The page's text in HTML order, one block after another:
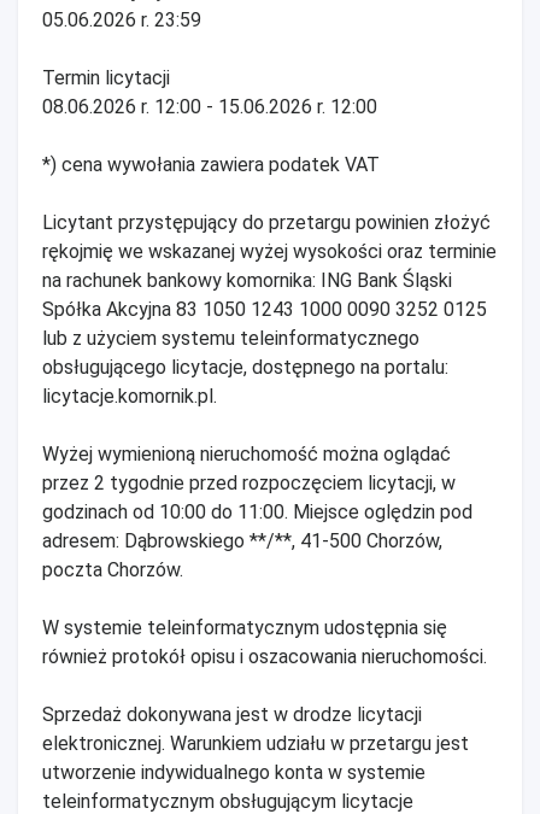
05.06.2026 r. 23:59
Termin licytacji
08.06.2026 r. 12:00 - 15.06.2026 r. 12:00
*) cena wywołania zawiera podatek VAT
Licytant przystępujący do przetargu powinien złożyć
rękojmię we wskazanej wyżej wysokości oraz terminie
na rachunek bankowy komornika: ING Bank Śląski
Spółka Akcyjna 83 1050 1243 1000 0090 3252 0125
lub z użyciem systemu teleinformatycznego
obsługującego licytacje, dostępnego na portalu:
licytacje.komornik.pl.
Wyżej wymienioną nieruchomość można oglądać
przez 2 tygodnie przed rozpoczęciem licytacji, w
godzinach od 10:00 do 11:00. Miejsce oględzin pod
adresem: Dąbrowskiego **/**, 41-500 Chorzów,
poczta Chorzów.
W systemie teleinformatycznym udostępnia się
również protokół opisu i oszacowania nieruchomości.
Sprzedaż dokonywana jest w drodze licytacji
elektronicznej. Warunkiem udziału w przetargu jest
utworzenie indywidualnego konta w systemie
teleinformatycznym obsługującym licytacje